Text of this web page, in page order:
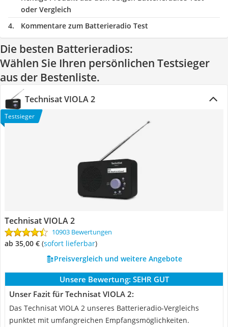
oder Vergleich
Kommentare zum Batterieradio Test
Die besten Batterieradios:
Wählen Sie Ihren persönlichen Testsieger
aus der Bestenliste.
Technisat VIOLA 2
Testsieger
Technisat VIOLA 2
10903 Bewertungen
ab 35,00 € ( Sofort lieferbar)
Preisvergleich und weitere Angebote
Unsere Bewertung: SEHR GUT
Unser Fazit für Technisat VIOLA 2:
Das Technisat VIOLA 2 unseres Batterieradio-Vergleichs
punktet mit umfangreichen Empfangsmöglichkeiten.